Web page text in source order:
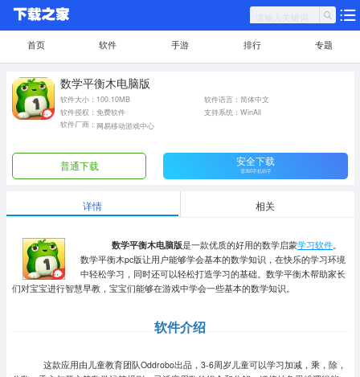
首页 软件 手游 排行 专题
数学平衡木电脑版
软件大小：100.10MB
软件语言：简体中文
软件授权：免费软件
支持系统：WinAll
软件厂商： 网易移动游戏中心
普通下载 安全下载
需360手机助手
详情 相关
数学平衡木电脑版是一款优质的好用的数学启蒙学习软件
数学平衡木pc版让用户能够学会基本的数学知识，在快乐的学习环境
中轻松学习，同时还可以轻松打造学习的基础。数学平衡木帮助家长
们对宝宝进行智慧早教，宝宝们能够在游戏中学会一些基本的数学知识。
软件介绍
这款应用由儿童教育团队Oddrobo出品，3-6周岁儿童可以学习加减，乘，除，